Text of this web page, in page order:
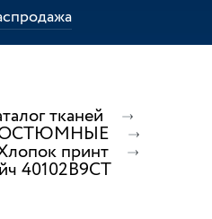
тканей
принт
40102В9СТ